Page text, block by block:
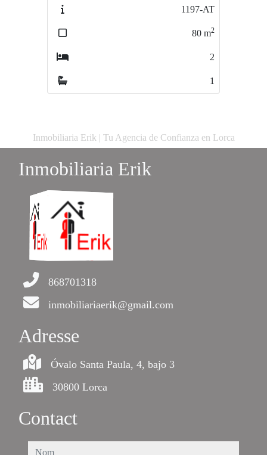
1197-AT
80 m2
2
1
Inmobiliaria Erik | Tu Agencia de Confianza en Lorca
Inmobiliaria Erik
868701318
inmobiliariaerik@gmail.com
Adresse
Óvalo Santa Paula, 4, bajo 3
30800 Lorca
Contact
nom